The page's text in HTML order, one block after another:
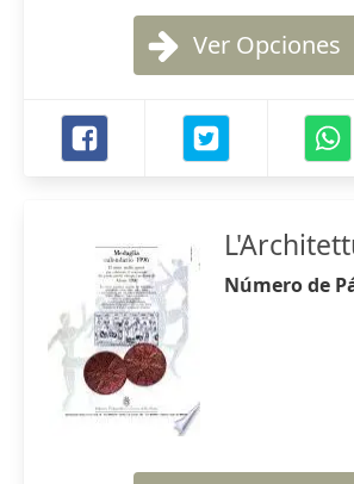
Ver Opciones
Número de